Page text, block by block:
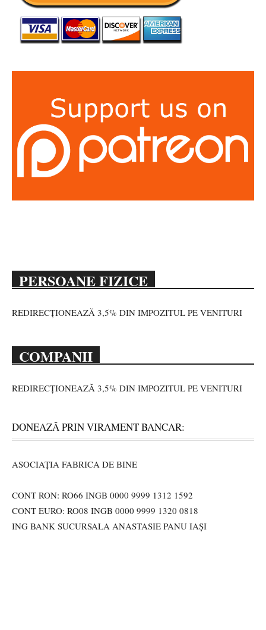
PERSOANE FIZICE
REDIRECȚIONEAZĂ 3,5% DIN IMPOZITUL PE VENITURI
COMPANII
REDIRECȚIONEAZĂ 3,5% DIN IMPOZITUL PE VENITURI
DONEAZĂ PRIN VIRAMENT BANCAR:
ASOCIAȚIA FABRICA DE BINE
CONT RON: RO66 INGB 0000 9999 1312 1592
CONT EURO: RO08 INGB 0000 9999 1320 0818
ING BANK SUCURSALA ANASTASIE PANU IAȘI